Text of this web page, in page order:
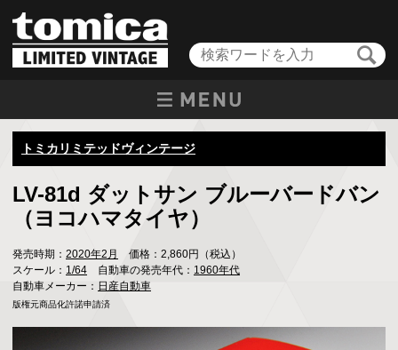
トミカリミテッドヴィンテージ
LV-81d ダットサン ブルーバードバン
（ヨコハマタイヤ）
発売時期： 2020年2月
価格：2,860円（税込）
スケール： 1/64 自動車の発売年代： 1960年代
自動車メーカー： 日産自動車
版権元商品化許諾申請済